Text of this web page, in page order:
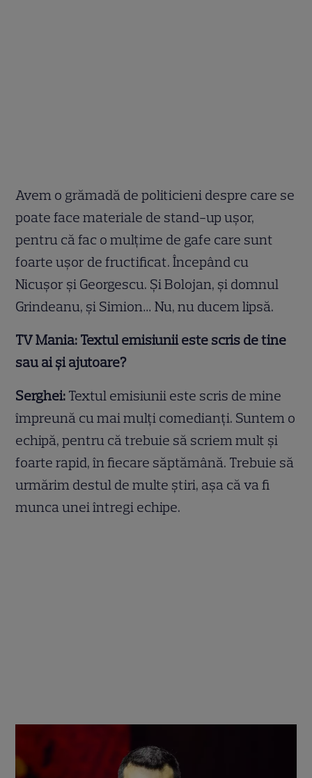
Avem o grămadă de politicieni despre care se
poate face materiale de stand-up ușor,
pentru că fac o mulțime de gafe care sunt
foarte ușor de fructificat. Începând cu
Nicușor și Georgescu. Și Bolojan, și domnul
Grindeanu, și Simion… Nu, nu ducem lipsă.
TV Mania: Textul emisiunii este scris de tine
sau ai și ajutoare?
Serghei: Textul emisiunii este scris de mine
împreună cu mai mulți comedianți. Suntem o
echipă, pentru că trebuie să scriem mult și
foarte rapid, în fiecare săptămână. Trebuie să
urmărim destul de multe știri, așa că va fi
munca unei întregi echipe.